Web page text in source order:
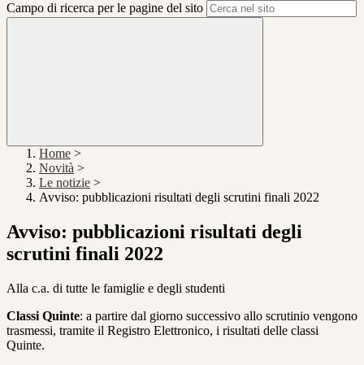
Campo di ricerca per le pagine del sito
Home >
Novità >
Le notizie >
Avviso: pubblicazioni risultati degli scrutini finali 2022
Avviso: pubblicazioni risultati degli
scrutini finali 2022
Alla c.a. di tutte le famiglie e degli studenti
Classi Quinte: a partire dal giorno successivo allo scrutinio vengono
trasmessi, tramite il Registro Elettronico, i risultati delle classi
Quinte.